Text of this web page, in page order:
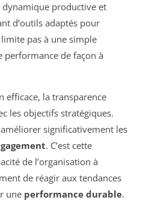
dynamique productive et
d’outils adaptés pour
pas à une simple
performance de façon à
efficace, la transparence
les objectifs stratégiques.
significativement les
. C’est cette
de l’organisation à
de réagir aux tendances
une performance durable.